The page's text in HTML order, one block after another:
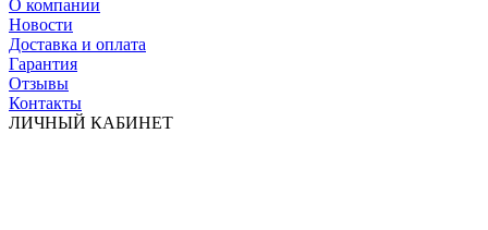
О компании
Новости
Доставка и оплата
Гарантия
Отзывы
Контакты
ЛИЧНЫЙ КАБИНЕТ